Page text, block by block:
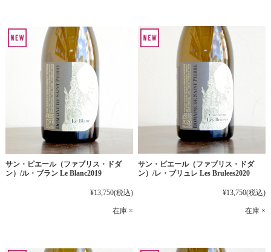
サン・ピエール（ファブリス・ドダ
ン）/ル・ブラン Le Blanc2019
¥13,750(税込)
在庫 ×
サン・ピエール（ファブリス・ドダ
ン）/レ・ブリュレ Les Brulees2020
¥13,750(税込)
在庫 ×